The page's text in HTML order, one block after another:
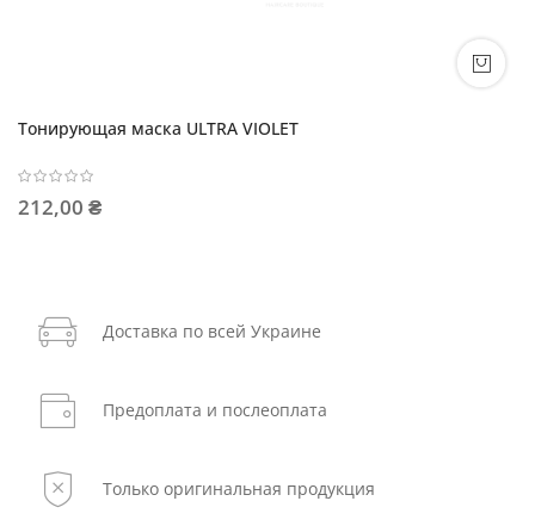
Тонирующая маска ULTRA VIOLET
212,00 ₴
Доставка по всей Украине
Предоплата и послеоплата
Только оригинальная продукция